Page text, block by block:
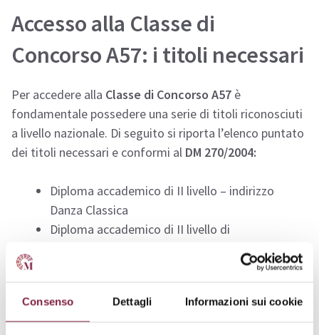
Consenso Dettagli Informazioni sui cookie
Accesso alla Classe di
Concorso A57: i titoli necessari
Per accedere alla Classe di Concorso A57 è
fondamentale possedere una serie di titoli riconosciuti
a livello nazionale. Di seguito si riporta l’elenco puntato
dei titoli necessari e conformi al DM 270/2004:
Diploma accademico di II livello – indirizzo
Danza Classica
Diploma accademico di II livello di
Composizione ad indirizzo in Coreografia*